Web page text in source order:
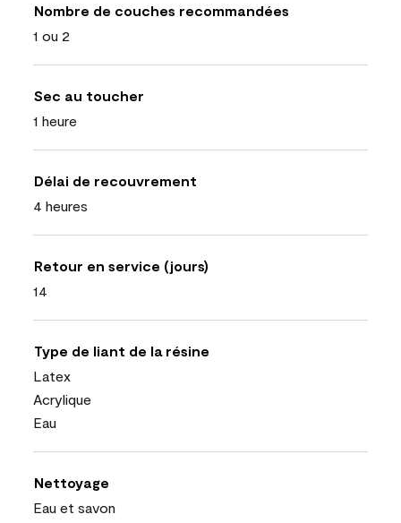
Nombre de couches recommandées
1 ou 2
Sec au toucher
1 heure
Délai de recouvrement
4 heures
Retour en service (jours)
14
Type de liant de la résine
Latex
Acrylique
Eau
Nettoyage
Eau et savon